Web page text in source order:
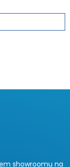
showroomu na